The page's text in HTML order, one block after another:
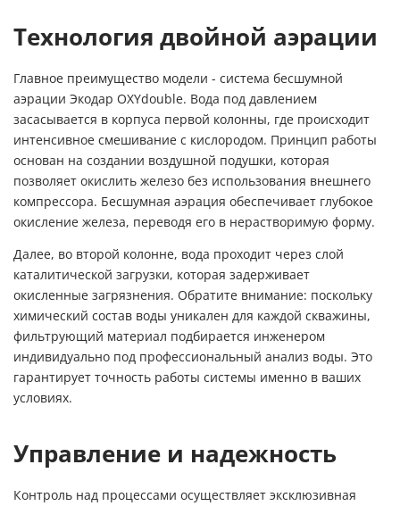
Технология двойной аэрации
Главное преимущество модели - система бесшумной
аэрации Экодар OXYdouble. Вода под давлением
засасывается в корпуса первой колонны, где происходит
интенсивное смешивание с кислородом. Принцип работы
основан на создании воздушной подушки, которая
позволяет окислить железо без использования внешнего
компрессора. Бесшумная аэрация обеспечивает глубокое
окисление железа, переводя его в нерастворимую форму.
Далее, во второй колонне, вода проходит через слой
каталитической загрузки, которая задерживает
окисленные загрязнения. Обратите внимание: поскольку
химический состав воды уникален для каждой скважины,
фильтрующий материал подбирается инженером
индивидуально под профессиональный анализ воды. Это
гарантирует точность работы системы именно в ваших
условиях.
Управление и надежность
Контроль над процессами осуществляет эксклюзивная